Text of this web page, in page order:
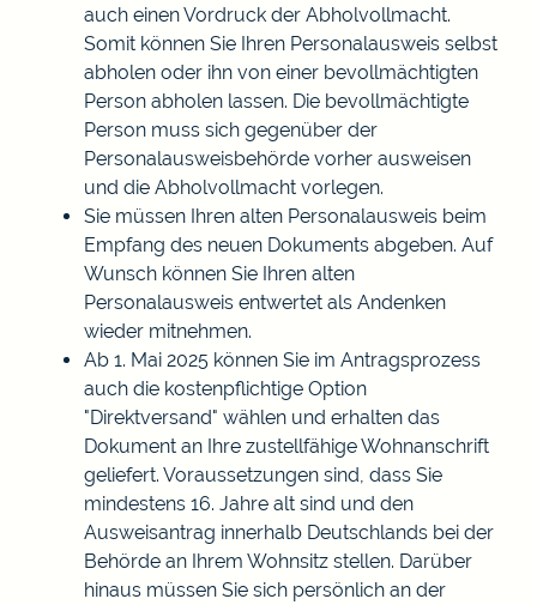
auch einen Vordruck der Abholvollmacht.
Somit können Sie Ihren Personalausweis selbst
abholen oder ihn von einer bevollmächtigten
Person abholen lassen. Die bevollmächtigte
Person muss sich gegenüber der
Personalausweisbehörde vorher ausweisen
und die Abholvollmacht vorlegen.
Sie müssen Ihren alten Personalausweis beim
Empfang des neuen Dokuments abgeben. Auf
Wunsch können Sie Ihren alten
Personalausweis entwertet als Andenken
wieder mitnehmen.
Ab 1. Mai 2025 können Sie im Antragsprozess
auch die kostenpflichtige Option
"Direktversand" wählen und erhalten das
Dokument an Ihre zustellfähige Wohnanschrift
geliefert. Voraussetzungen sind, dass Sie
mindestens 16. Jahre alt sind und den
Ausweisantrag innerhalb Deutschlands bei der
Behörde an Ihrem Wohnsitz stellen. Darüber
hinaus müssen Sie sich persönlich an der